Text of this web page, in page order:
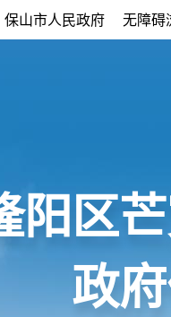
保山市人民政府 无障碍
阳区
政